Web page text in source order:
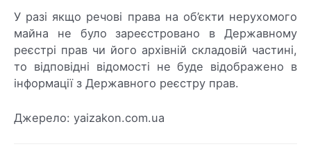
У разі якщо речові права на об’єкти нерухомого
майна не було зареєстровано в Державному
реєстрі прав чи його архівній складовій частині,
то відповідні відомості не буде відображено в
інформації з Державного реєстру прав.
Джерело: yaizakon.com.ua